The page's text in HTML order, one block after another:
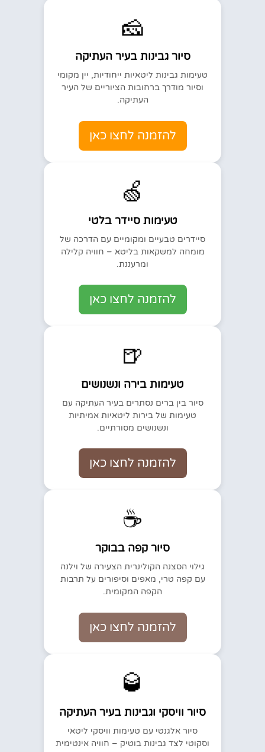
🧀
סיור גבינות בעיר העתיקה
טעימות גבינות ליטאיות ייחודיות, יין מקומי
וסיור מודרך ברחובות הציוריים של העיר
העתיקה.
להזמנה לחצו כאן
🍏
טעימות סיידר בלטי
סיידרים טבעיים ומקומיים עם הדרכה של
מומחה למשקאות בליטא – חוויה קלילה
ומרעננת.
להזמנה לחצו כאן
🍺
טעימות בירה ונשנושים
סיור בין ברים נסתרים בעיר העתיקה עם
טעימות של בירות ליטאיות אמיתיות
ונשנושים מסורתיים.
להזמנה לחצו כאן
☕
סיור קפה בבוקר
גילוי הסצנה הקולינרית הצעירה של וילנה
עם קפה טרי, מאפים וסיפורים על תרבות
הקפה המקומית.
להזמנה לחצו כאן
🥃
סיור וויסקי וגבינות בעיר העתיקה
סיור אלגנטי עם טעימות וויסקי ליטאי
וסקוטי לצד גבינות בוטיק – חוויה אינטימית